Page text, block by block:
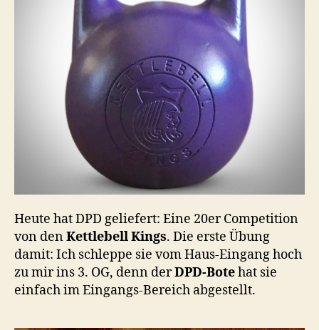
Heute hat DPD geliefert: Eine 20er Competition
von denKettlebell Kings. Die erste Übung
damit: Ich schleppe sie vom Haus-Eingang hoch
zu mir ins 3. OG, denn derDPD-Botehat sie
einfach im Eingangs-Bereich abgestellt.